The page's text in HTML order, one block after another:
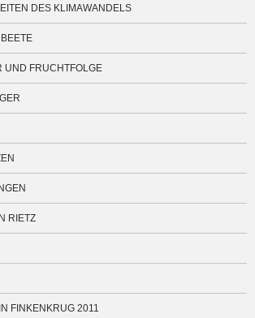
DES KLIMAWANDELS
UND FRUCHTFOLGE
RIETZ
FINKENKRUG 2011